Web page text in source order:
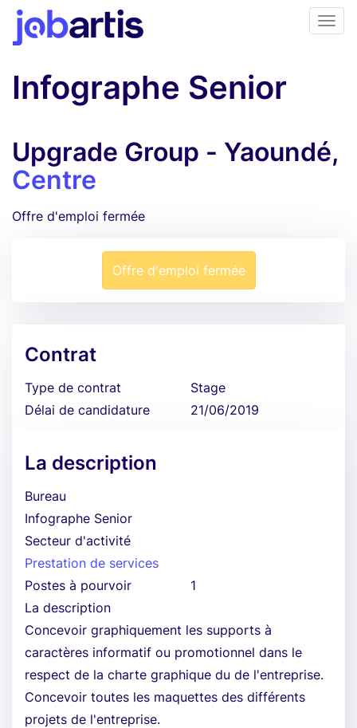
Infographe Senior
Upgrade Group - Yaoundé,
Centre
Offre d'emploi fermée
Offre d'emploi fermée
Contrat
Type de contrat
Stage
Délai de candidature
21/06/2019
La description
Bureau
Infographe Senior
Secteur d'activité
Prestation de services
Postes à pourvoir
1
La description
Concevoir graphiquement les supports à
caractères informatif ou promotionnel dans le
respect de la charte graphique du de l'entreprise.
Concevoir toutes les maquettes des différents
projets de l'entreprise.